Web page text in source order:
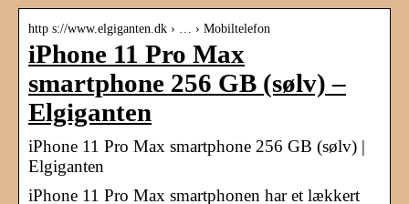
http s://www.elgiganten.dk › … › Mobiltelefon
iPhone 11 Pro Max
smartphone 256 GB (sølv) –
Elgiganten
iPhone 11 Pro Max smartphone 256 GB (sølv) |
Elgiganten
iPhone 11 Pro Max smartphonen har et lækkert